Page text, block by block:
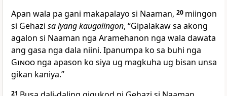
Apan wala pa gani makapalayo si Naaman, 20 miingon
si Gehazi sa iyang kaugalingon, “Gipalakaw sa akong
agalon si Naaman nga Aramehanon nga wala dawata
ang gasa nga dala niini. Ipanumpa ko sa buhi nga
Ginoo nga apason ko siya ug magkuha ug bisan unsa
gikan kaniya.”
21